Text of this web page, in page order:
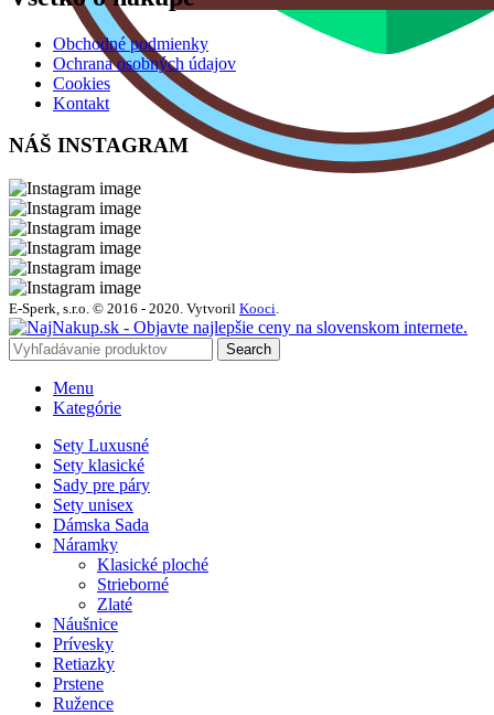
Obchodné podmienky
Ochrana osobných údajov
Cookies
Kontakt
NÁŠ INSTAGRAM
E-Sperk, s.r.o. © 2016 - 2020. Vytvoril Kooci.
Search
Menu
Kategórie
Sety Luxusné
Sety klasické
Sady pre páry
Sety unisex
Dámska Sada
Náramky
Klasické ploché
Strieborné
Zlaté
Náušnice
Prívesky
Retiazky
Prstene
Ružence